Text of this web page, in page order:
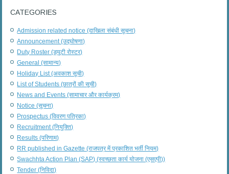
CATEGORIES
Admission related notice (दाखिला संबंधी सूचना)
Announcement (उद्घोषणा)
Duty Roster (ड्यूटी रोस्टर)
General (सामान्य)
Holiday List (अवकाश सूची)
List of Students (छात्रों की सूची)
News and Events (सामाचार और कार्यक्रम)
Notice (सूचना)
Prospectus (विवरण पत्रिका)
Recruitment (नियुक्ति)
Results (परिणाम)
RR published in Gazette (राजपत्र में प्रकाशित भर्ती नियम)
Swachhta Action Plan (SAP) (स्वच्छता कार्य योजना (एसएपी))
Tender (निविदा)